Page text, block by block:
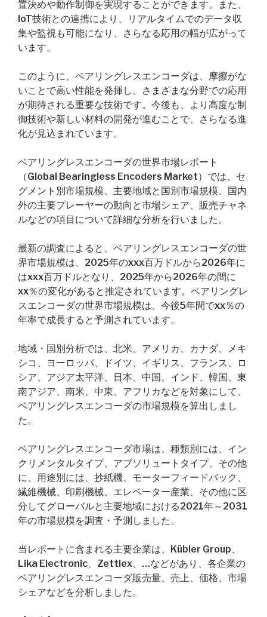
置決めや動作制御を実現することができます。また、
IoT技術との連携により、リアルタイムでのデータ収
集や監視も可能になり、さらなる応用の幅が広がって
います。
このように、ベアリングレスエンコーダは、摩擦がな
いことで高い性能を発揮し、さまざまな分野での応用
が期待される重要な技術です。今後も、より高度な制
御技術や新しい材料の開発が進むことで、さらなる進
化が見込まれています。
ベアリングレスエンコーダの世界市場レポート
（Global Bearingless Encoders Market）では、セ
グメント別市場規模、主要地域と国別市場規模、国内
外の主要プレーヤーの動向と市場シェア、販売チャネ
ルなどの項目について詳細な分析を行いました。
最新の調査によると、ベアリングレスエンコーダの世
界市場規模は、2025年のxxx百万ドルから2026年に
はxxx百万ドルとなり、2025年から2026年の間に
xx％の変化があると推定されています。ベアリングレ
スエンコーダの世界市場規模は、今後5年間でxx％の
年率で成長すると予測されています。
地域・国別分析では、北米、アメリカ、カナダ、メキ
シコ、ヨーロッパ、ドイツ、イギリス、フランス、ロ
シア、アジア太平洋、日本、中国、インド、韓国、東
南アジア、南米、中東、アフリカなどを対象にして、
ベアリングレスエンコーダの市場規模を算出しまし
た。
ベアリングレスエンコーダ市場は、種類別には、イン
クリメンタルタイプ、アブソリュートタイプ、その他
に、用途別には、抄紙機、モーターフィードバック、
繊維機械、印刷機械、エレベーター産業、その他に区
分してグローバルと主要地域における2021年～2031
年の市場規模を調査・予測しました。
当レポートに含まれる主要企業は、Kübler Group、
Lika Electronic、Zettlex、…などがあり、各企業の
ベアリングレスエンコーダ販売量、売上、価格、市場
シェアなどを分析しました。